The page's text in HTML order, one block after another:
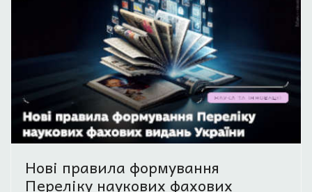
Нові правила формування
Переліку наукових фахових